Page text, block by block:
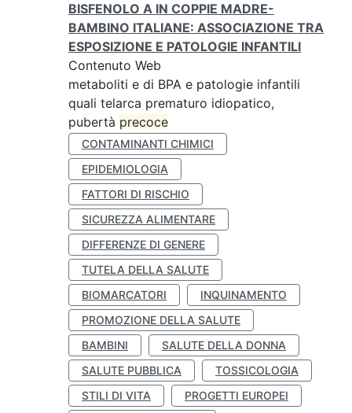
BISFENOLO A IN COPPIE MADRE-
BAMBINO ITALIANE: ASSOCIAZIONE TRA
ESPOSIZIONE E PATOLOGIE INFANTILI
Contenuto Web
metaboliti e di BPA e patologie infantili
quali telarca prematuro idiopatico,
pubertà precoce
CONTAMINANTI CHIMICI
EPIDEMIOLOGIA
FATTORI DI RISCHIO
SICUREZZA ALIMENTARE
DIFFERENZE DI GENERE
TUTELA DELLA SALUTE
BIOMARCATORI
INQUINAMENTO
PROMOZIONE DELLA SALUTE
BAMBINI
SALUTE DELLA DONNA
SALUTE PUBBLICA
TOSSICOLOGIA
STILI DI VITA
PROGETTI EUROPEI